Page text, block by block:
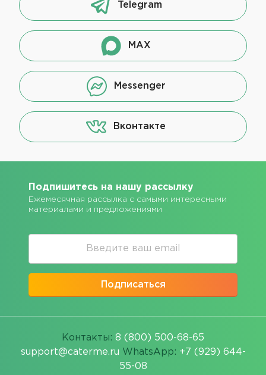
Telegram
MAX
Messenger
Вконтакте
Подпишитесь на нашу рассылку
Ежемесячная рассылка с самыми интересными
материалами и предложениями
Подписаться
Контакты: 8 (800) 500-68-65
support@caterme.ru WhatsApp: +7 (929) 644-
55-08